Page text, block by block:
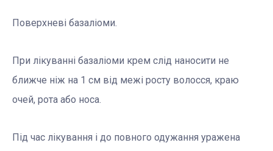
Поверхневі базаліоми.
При лікуванні базаліоми крем слід наносити не
ближче ніж на 1 см від межі росту волосся, краю
очей, рота або носа.
Під час лікування і до повного одужання уражена